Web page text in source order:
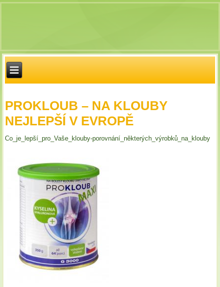
PROKLOUB – NA KLOUBY
NEJLEPŠÍ V EVROPĚ
Co_je_lepší_pro_Vaše_klouby-porovnání_některých_výrobků_na_klouby